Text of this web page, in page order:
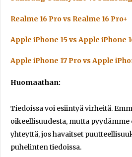
Realme 16 Pro vs Realme 16 Pro+
Apple iPhone 15 vs Apple iPhone
Apple iPhone 17 Pro vs Apple
Huomaathan:
Tiedoissa voi esiintyä virheitä.
oikeellisuudesta, mutta
yhteyttä, jos havaitset
puhelinten tiedoissa.